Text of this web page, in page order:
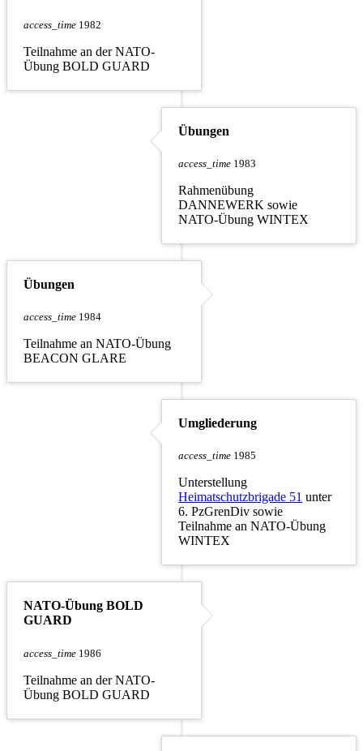
access_time 1982
Teilnahme an der NATO-
Übung BOLD GUARD
Übungen
access_time 1983
Rahmenübung
DANNEWERK sowie
NATO-Übung WINTEX
Übungen
access_time 1984
Teilnahme an NATO-Übung
BEACON GLARE
Umgliederung
access_time 1985
Unterstellung
Heimatschutzbrigade 51 unter
6. PzGrenDiv sowie
Teilnahme an NATO-Übung
WINTEX
NATO-Übung BOLD
GUARD
access_time 1986
Teilnahme an der NATO-
Übung BOLD GUARD